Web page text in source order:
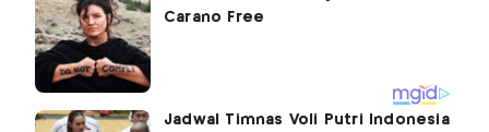
Jadwal Timnas Voli Putri Indonesia